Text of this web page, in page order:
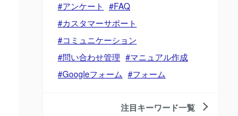
アンケート
FAQ
カスタマーサポート
コミュニケーション
問い合わせ管理
マニュアル作成
Googleフォーム
フォーム
注目キーワード一覧